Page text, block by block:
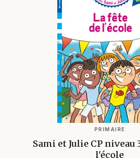
PRIMAIRE
Sami et Julie CP niveau
l'école